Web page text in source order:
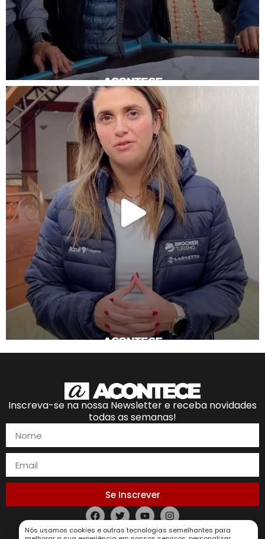
Inscreva-se na nossa Newsletter e receba novidades
todas as semanas!
Se Inscrever
Política de Privacidade
Nós usamos cookies e outras tecnologias semelhantes para